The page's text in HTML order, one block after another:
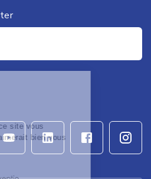
de ce site vous
on aimerait bien vous